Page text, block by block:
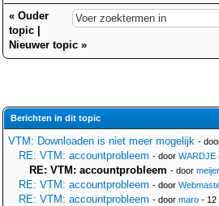
« Ouder
topic
Nieuwer topic »
Berichten in dit topic
VTM: Downloaden is niet meer mogelijk -
RE: VTM: accountprobleem - door WARDJE
RE: VTM: accountprobleem - door
RE: VTM: accountprobleem - door
RE: VTM: accountprobleem - door maro - 12